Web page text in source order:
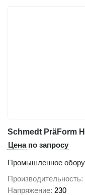
Schmedt PräForm
Цена по запросу
Промышленное
Производительность
Напряжение 230